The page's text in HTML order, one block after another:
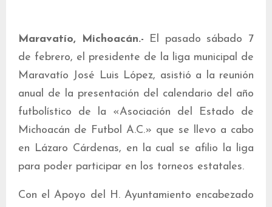
Maravatío, Michoacán.- El pasado sábado 7
de febrero, el presidente de la liga municipal de
Maravatío José Luis López, asistió a la reunión
anual de la presentación del calendario del año
futbolístico de la «Asociación del Estado de
Michoacán de Futbol A.C.» que se llevo a cabo
en Lázaro Cárdenas, en la cual se afilio la liga
para poder participar en los torneos estatales.
Con el Apoyo del H. Ayuntamiento encabezado